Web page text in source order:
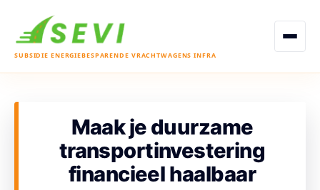
SUBSIDIE ENERGIEBESPARENDE VRACHTWAGENS INFRA
Open
Maak je duurzame
transportinvestering
financieel haalbaar